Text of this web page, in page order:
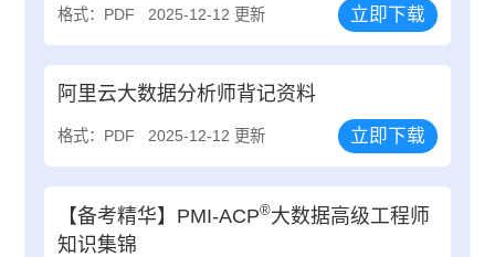
格式：PDF 2025-12-12 更新 立即下载
阿里云大数据分析师背记资料
格式：PDF 2025-12-12 更新 立即下载
【备考精华】PMI-ACP®大数据高级工程师
知识集锦